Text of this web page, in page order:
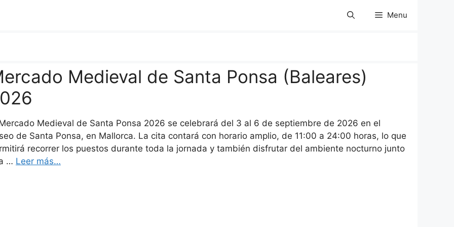
Menu
Medieval de Santa Ponsa (Baleares)
Medieval de Santa Ponsa 2026 se celebrará del 3 al 6 de septiembre de 2026 en el
de Santa Ponsa, en Mallorca. La cita contará con horario amplio, de 11:00 a 24:00 horas, lo que
recorrer los puestos durante toda la jornada y también disfrutar del ambiente nocturno junto
… Leer más…